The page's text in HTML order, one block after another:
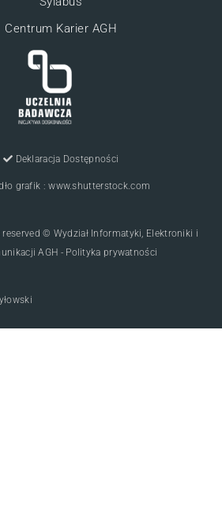
Centrum Karier AGH
Deklaracja Dostępności
grafik : www.shutterstock.com
© Wydział Informatyki, Elektroniki i
AGH - Polityka prywatności